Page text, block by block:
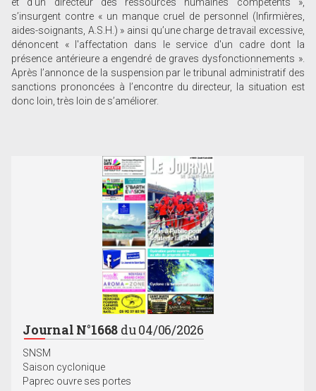
s’insurgent contre « un manque cruel de personnel (Infirmières,
aides-soignants, A.S.H.) » ainsi qu’une charge de travail excessive,
dénoncent « l'affectation dans le service d'un cadre dont la
présence antérieure a engendré de graves dysfonctionnements ».
Après l’annonce de la suspension par le tribunal administratif des
sanctions prononcées à l’encontre du directeur, la situation est
donc loin, très loin de s’améliorer.
Journal N°1668 du 04/06/2026
SNSM
Saison cyclonique
Paprec ouvre ses portes